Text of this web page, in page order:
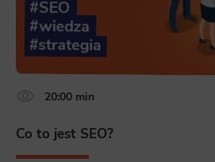
20:00 min
Co to jest SEO?